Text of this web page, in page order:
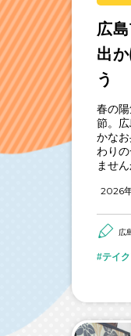
広
出
う
春の
節。
かな
わり
ません
2026
広
テイ